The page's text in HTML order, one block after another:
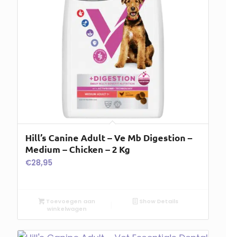
Hill’s Canine Adult – Ve Mb Digestion –
Medium – Chicken – 2 Kg
€28,95
Toevoegen aan
winkelwagen
Show Details